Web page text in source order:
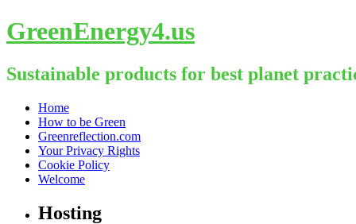
GreenEnergy4.us
Sustainable products for best planet
Skip
content
Home
How to be Green
Greenreflection.com
Your Privacy Rights
Cookie Policy
Welcome
Hosting